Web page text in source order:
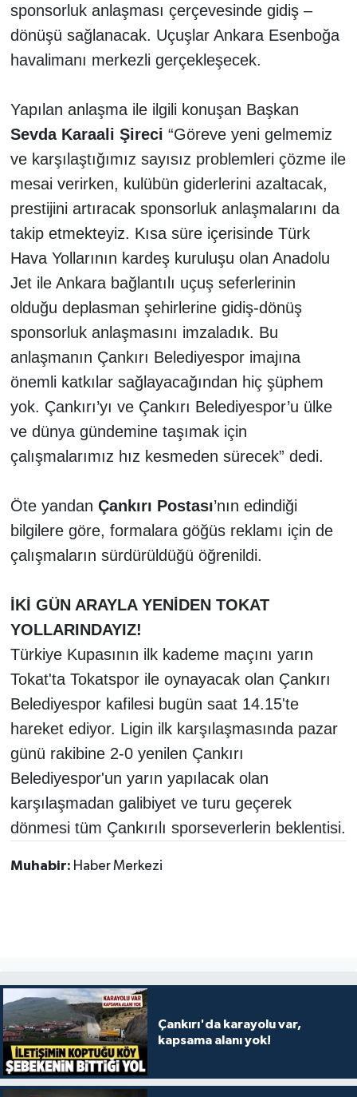
sponsorluk anlaşması çerçevesinde gidiş –
dönüşü sağlanacak. Uçuşlar Ankara Esenboğa
havalimanı merkezli gerçekleşecek.
Yapılan anlaşma ile ilgili konuşan Başkan
Sevda Karaali Şireci “Göreve yeni gelmemiz
ve karşılaştığımız sayısız problemleri çözme ile
mesai verirken, kulübün giderlerini azaltacak,
prestijini artıracak sponsorluk anlaşmalarını da
takip etmekteyiz. Kısa süre içerisinde Türk
Hava Yollarının kardeş kuruluşu olan Anadolu
Jet ile Ankara bağlantılı uçuş seferlerinin
olduğu deplasman şehirlerine gidiş-dönüş
sponsorluk anlaşmasını imzaladık. Bu
anlaşmanın Çankırı Belediyespor imajına
önemli katkılar sağlayacağından hiç şüphem
yok. Çankırı’yı ve Çankırı Belediyespor’u ülke
ve dünya gündemine taşımak için
çalışmalarımız hız kesmeden sürecek” dedi.
Öte yandan Çankırı Postası’nın edindiği
bilgilere göre, formalara göğüs reklamı için de
çalışmaların sürdürüldüğü öğrenildi.
İKİ GÜN ARAYLA YENİDEN TOKAT
YOLLARINDAYIZ!
Türkiye Kupasının ilk kademe maçını yarın
Tokat'ta Tokatspor ile oynayacak olan Çankırı
Belediyespor kafilesi bugün saat 14.15'te
hareket ediyor. Ligin ilk karşılaşmasında pazar
günü rakibine 2-0 yenilen Çankırı
Belediyespor'un yarın yapılacak olan
karşılaşmadan galibiyet ve turu geçerek
dönmesi tüm Çankırılı sporseverlerin beklentisi.
Muhabir: Haber Merkezi
Çankırı'da karayolu var,
kapsama alanı yok!